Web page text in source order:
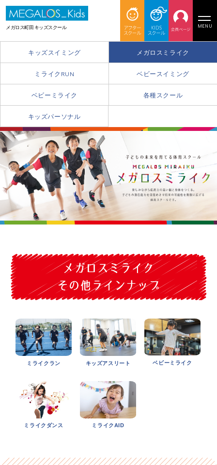
メガロス町田 キッズスクール MENU
キッズスイミング メガロスミライク
ミライクRUN ベビースイミング
ベビーミライク 各種スクール
キッズパーソナル
ミライクラン キッズアスリート ベビーミライク
ミライクダンス ミライクAID